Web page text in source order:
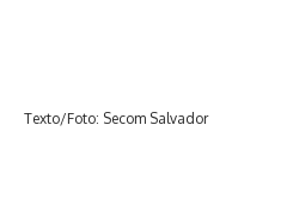
Texto/Foto: Secom Salvador